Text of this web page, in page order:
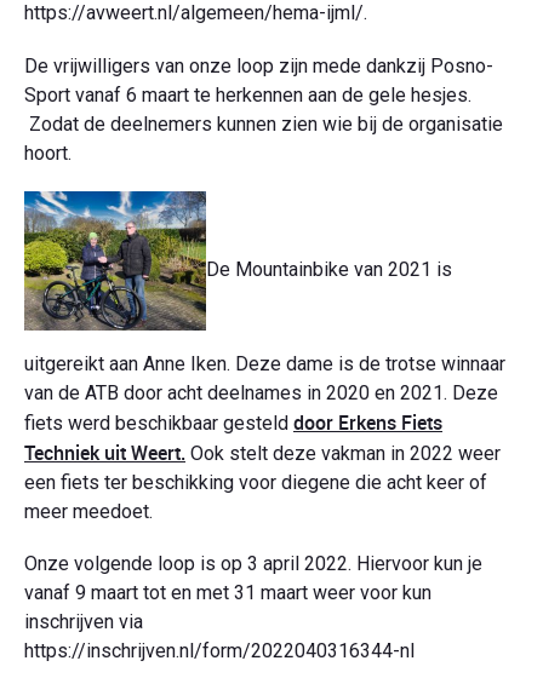
https://avweert.nl/algemeen/hema-ijml/.
De vrijwilligers van onze loop zijn mede dankzij Posno-
Sport vanaf 6 maart te herkennen aan de gele hesjes.
Zodat de deelnemers kunnen zien wie bij de organisatie
hoort.
De Mountainbike van 2021 is
uitgereikt aan Anne Iken. Deze dame is de trotse winnaar
van de ATB door acht deelnames in 2020 en 2021. Deze
fiets werd beschikbaar gesteld door Erkens Fiets
Techniek uit Weert. Ook stelt deze vakman in 2022 weer
een fiets ter beschikking voor diegene die acht keer of
meer meedoet.
Onze volgende loop is op 3 april 2022. Hiervoor kun je
vanaf 9 maart tot en met 31 maart weer voor kun
inschrijven via
https://inschrijven.nl/form/2022040316344-nl